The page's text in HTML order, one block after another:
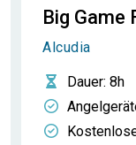
Big Game
Alcudia
Dauer: 8h